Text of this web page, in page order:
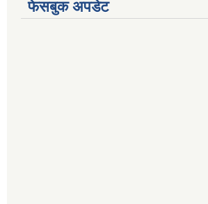
फेसबुक अपडेट